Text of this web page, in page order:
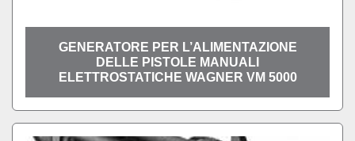
GENERATORE PER L’ALIMENTAZIONE
DELLE PISTOLE MANUALI
ELETTROSTATICHE WAGNER VM 5000